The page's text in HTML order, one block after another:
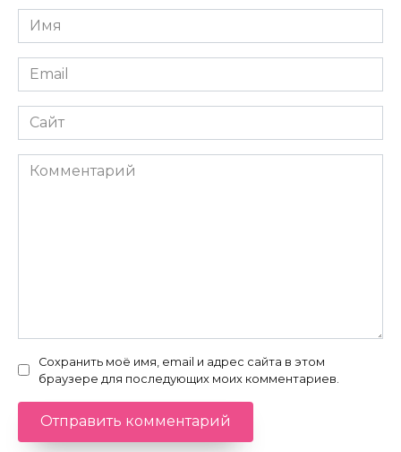
Имя
*
Email
*
Сайт
Комментарий
Сохранить моё имя, email и адрес сайта в этом
браузере для последующих моих комментариев.